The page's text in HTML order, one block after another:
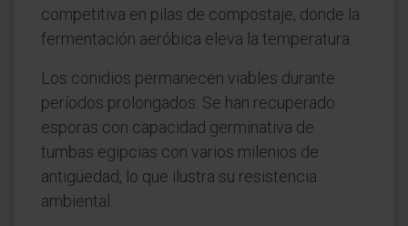
competitiva en pilas de compostaje, donde la
fermentación aeróbica eleva la temperatura.
Los conidios permanecen viables durante
períodos prolongados. Se han recuperado
esporas con capacidad germinativa de
tumbas egipcias con varios milenios de
antigüedad, lo que ilustra su resistencia
ambiental.